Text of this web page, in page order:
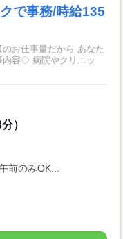
で事務/時給135
お仕事量だから あなた
）
前のみOK...